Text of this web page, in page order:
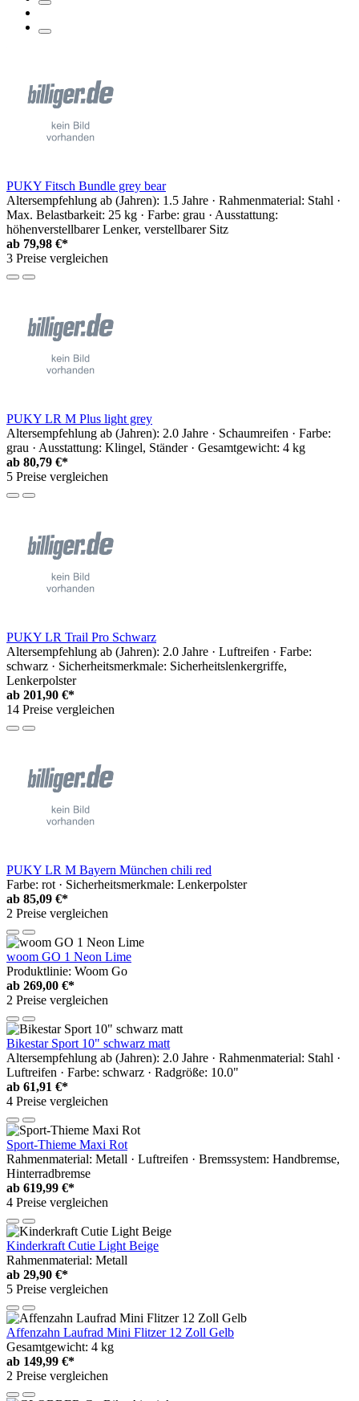
PUKY Fitsch Bundle grey bear
Altersempfehlung ab (Jahren): 1.5 Jahre · Rahmenmaterial: Stahl ·
Max. Belastbarkeit: 25 kg · Farbe: grau · Ausstattung:
höhenverstellbarer Lenker, verstellbarer Sitz
ab 79,98 €*
3 Preise vergleichen
PUKY LR M Plus light grey
Altersempfehlung ab (Jahren): 2.0 Jahre · Schaumreifen · Farbe:
grau · Ausstattung: Klingel, Ständer · Gesamtgewicht: 4 kg
ab 80,79 €*
5 Preise vergleichen
PUKY LR Trail Pro Schwarz
Altersempfehlung ab (Jahren): 2.0 Jahre · Luftreifen · Farbe:
schwarz · Sicherheitsmerkmale: Sicherheitslenkergriffe,
Lenkerpolster
ab 201,90 €*
14 Preise vergleichen
PUKY LR M Bayern München chili red
Farbe: rot · Sicherheitsmerkmale: Lenkerpolster
ab 85,09 €*
2 Preise vergleichen
woom GO 1 Neon Lime
Produktlinie: Woom Go
ab 269,00 €*
2 Preise vergleichen
Bikestar Sport 10" schwarz matt
Altersempfehlung ab (Jahren): 2.0 Jahre · Rahmenmaterial: Stahl ·
Luftreifen · Farbe: schwarz · Radgröße: 10.0"
ab 61,91 €*
4 Preise vergleichen
Sport-Thieme Maxi Rot
Rahmenmaterial: Metall · Luftreifen · Bremssystem: Handbremse,
Hinterradbremse
ab 619,99 €*
4 Preise vergleichen
Kinderkraft Cutie Light Beige
Rahmenmaterial: Metall
ab 29,90 €*
5 Preise vergleichen
Affenzahn Laufrad Mini Flitzer 12 Zoll Gelb
Gesamtgewicht: 4 kg
ab 149,99 €*
2 Preise vergleichen